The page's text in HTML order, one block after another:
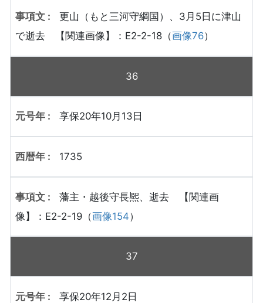
更山（もと三河守綱国）、3月5日に津山
で逝去 【関連画像】：E2-2-18（画像76）
36
享保20年10月13日
1735
藩主・越後守長熈、逝去 【関連画
像】：E2-2-19（画像154）
37
享保20年12月2日